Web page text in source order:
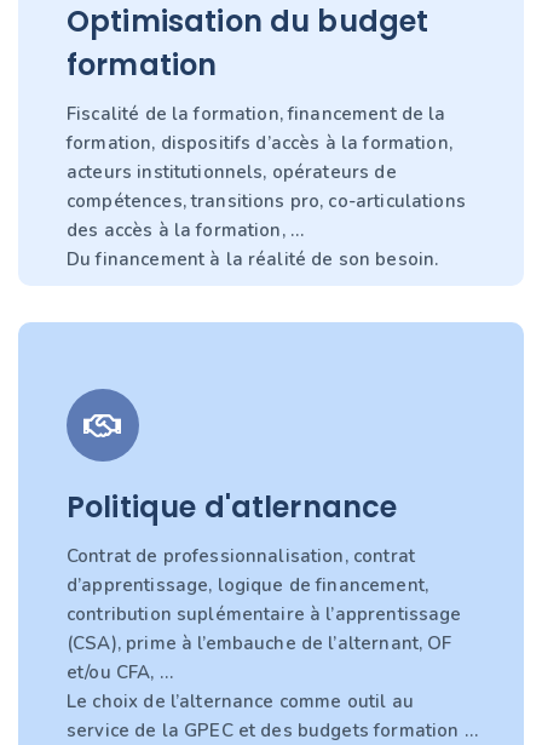
Optimisation du budget
formation
Fiscalité de la formation, financement de la
formation, dispositifs d’accès à la formation,
acteurs institutionnels, opérateurs de
compétences, transitions pro, co-articulations
des accès à la formation, …
Du financement à la réalité de son besoin.
Politique d'atlernance
Contrat de professionnalisation, contrat
d’apprentissage, logique de financement,
contribution suplémentaire à l’apprentissage
(CSA), prime à l’embauche de l’alternant, OF
et/ou CFA, …
Le choix de l’alternance comme outil au
service de la GPEC et des budgets formation …